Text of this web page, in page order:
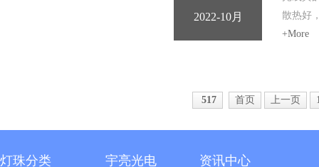
2022-10月
散热好
+More
517 首页 上一页
灯珠分类 宇亮光电 资讯中心